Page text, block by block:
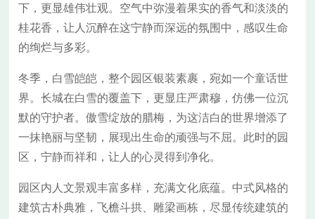
下，更显雄伟壮观。空气中弥漫着果实的香气和淡淡的
桂花香，让人沉醉在这宁静而深远的氛围中，感叹生命
的绚烂与多彩。
冬季，白雪皑皑，整个园区银装素裹，宛如一个童话世
界。长城在白雪的覆盖下，更显庄严肃穆，仿佛一位沉
默的守护者。傲雪绽放的腊梅，为这洁白的世界增添了
一抹艳丽与坚韧，展现出生命的顽强与不屈。此时的园
区，宁静而祥和，让人的心灵得到净化。
园区内人文景观丰富多样，充满文化底蕴。中式风格的
建筑古朴典雅，飞檐斗拱、雕梁画栋，尽显传统建筑的